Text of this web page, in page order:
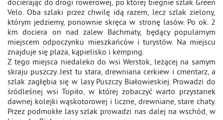
docierając do drogi rowerowej, po której biegnie szlak Green
Velo. Oba szlaki przez chwilę idą razem, lecz szlak zielony,
którym jedziemy, ponownie skręca w stronę lasów. Po ok. 2
km dociera on nad zalew Bachmaty, będący popularnym
miejscem odpoczynku mieszkańców i turystów. Na miejscu
znajduje się plaża, kąpielisko i kemping.
Z tego miejsca niedaleko do wsi Werstok, leżącej na samym
skraju puszczy. Jest tu stara, drewniana cerkiew i cmentarz, a
szlak zagłębia się w lasy Puszczy Białowieskiej. Prowadzi do
śródleśnej wsi Topiło, w której zobaczyć warto przystanek
dawnej kolejki wąskotorowej i liczne, drewniane, stare chaty.
Przez podmokłe lasy szlak prowadzi nas dalej na wschód, w